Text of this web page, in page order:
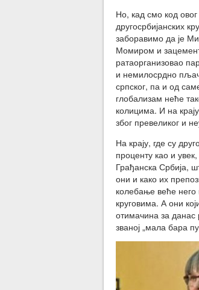
Но, кад смо код
другосрбијанских
заборавимо да је
Момиром и
ратаорганизовао
и немилосрдно
српског, па и од
глобализам неће
колицима. И на
због превеликог и
На крају, где су
проценту као и
Грађанска Србија,
они и како их
колебање веће
круговима. А они
отимачина за данас
званој „мала бара